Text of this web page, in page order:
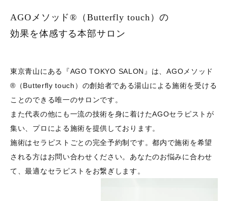
AGOメソッド®︎（Butterfly touch）の
効果を体感する本部サロン
東京青山にある『AGO TOKYO SALON』は、AGOメソッド
®︎（Butterfly touch）の創始者である湯山による施術を受ける
ことのできる唯一のサロンです。
また代表の他にも一流の技術を身に着けたAGOセラピストが
集い、プロによる施術を提供しております。
施術はセラピストごとの完全予約制です。都内で施術を希望
される方はお問い合わせください。あなたのお悩みに合わせ
て、最適なセラピストをお繋ぎします。